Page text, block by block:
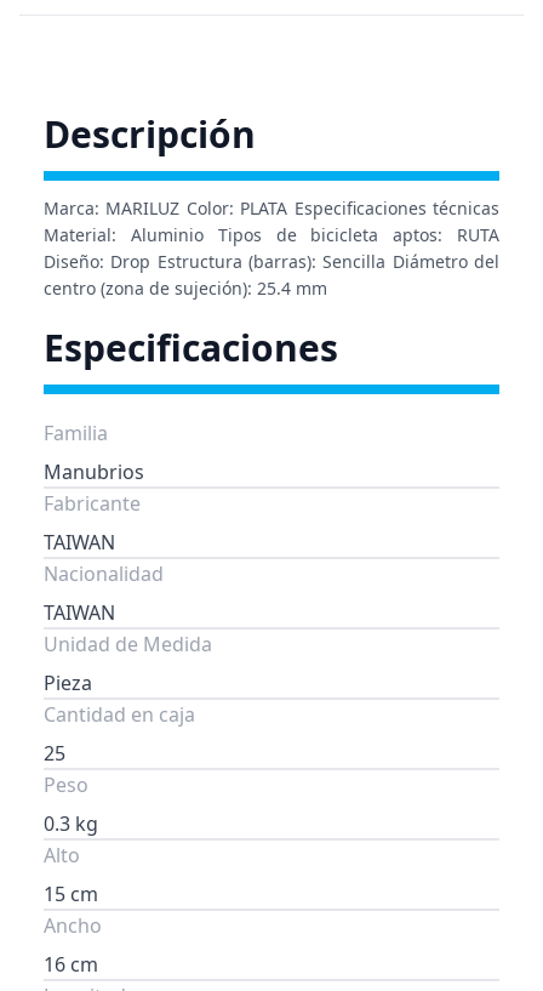
Descripción
Marca: MARILUZ Color: PLATA Especificaciones técnicas
Material: Aluminio Tipos de bicicleta aptos: RUTA
Diseño: Drop Estructura (barras): Sencilla Diámetro del
centro (zona de sujeción): 25.4 mm
Especificaciones
Familia
Manubrios
Fabricante
TAIWAN
Nacionalidad
TAIWAN
Unidad de Medida
Pieza
Cantidad en caja
25
Peso
0.3 kg
Alto
15 cm
Ancho
16 cm